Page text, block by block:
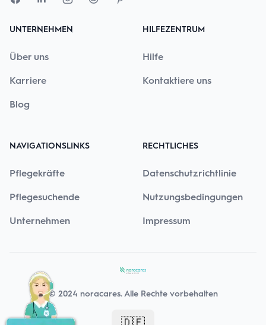
UNTERNEHMEN
Über uns
Karriere
Blog
HILFEZENTRUM
Hilfe
Kontaktiere uns
NAVIGATIONSLINKS
Pflegekräfte
Pflegesuchende
Unternehmen
RECHTLICHES
Datenschutzrichtlinie
Nutzungsbedingungen
Impressum
© 2024 noracares.Alle Rechte vorbehalten